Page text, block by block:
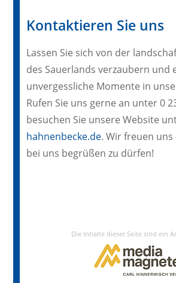
Kontaktieren Sie uns
Lassen Sie sich von der
des Sauerlands verzaubern und
unvergessliche Momente in
Rufen Sie uns gerne an unter 0
besuchen Sie unsere Website
hahnenbecke.de. Wir freuen uns
bei uns begrüßen zu dürfen!